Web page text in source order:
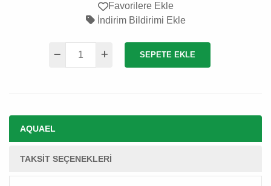
Favorilere Ekle
İndirim Bildirimi Ekle
SEPETE EKLE
AQUAEL
TAKSIT SEÇENEKLERI